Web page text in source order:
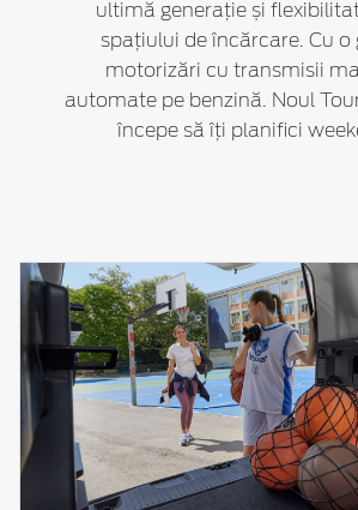
ultimă generație și
spațiului de încărcare. Cu o
motorizări cu transmisii
automate pe benzină. Noul
începe să îți planifici